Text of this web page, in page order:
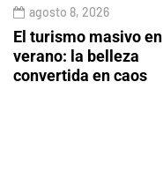
agosto 8, 2026
El turismo masivo en
verano: la belleza
convertida en caos